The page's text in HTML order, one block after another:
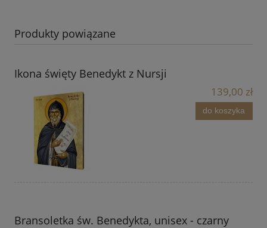
Produkty powiązane
Ikona święty Benedykt z Nursji
139,00 zł
do koszyka
Bransoletka św. Benedykta, unisex - czarny